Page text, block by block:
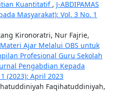
Kuantitatif , J-ABDIPAMAS
Masyarakat): Vol. 3 No. 1
Kironoratri, Nur Fajrie,
Ajar Melalui OBS untuk
Profesional Guru Sekolah
Pengabdian Kepada
(2023): April 2023
Faqihatuddiniyah,